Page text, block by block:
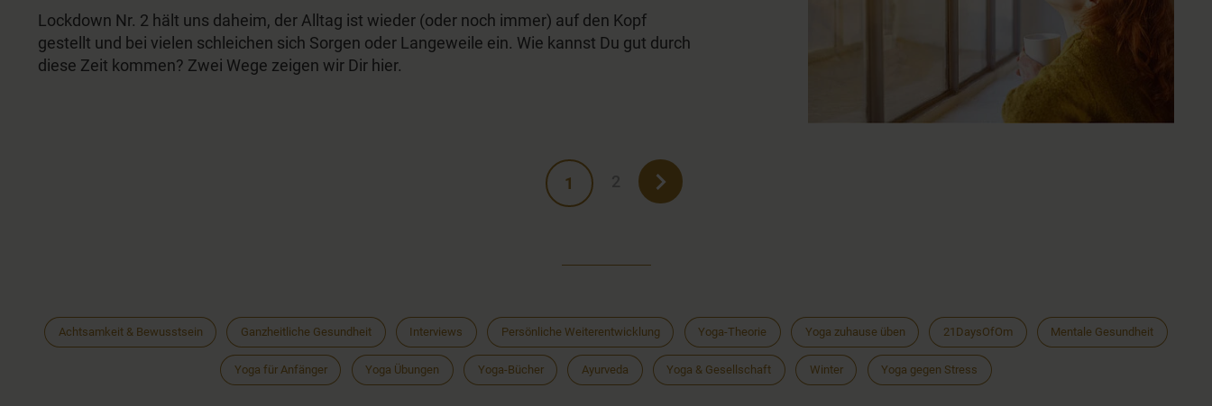
Lockdown Nr. 2 hält uns daheim, der Alltag ist wieder (oder noch immer) auf den Kopf
gestellt und bei vielen schleichen sich Sorgen oder Langeweile ein. Wie kannst Du gut durch
diese Zeit kommen? Zwei Wege zeigen wir Dir hier.
1
Achtsamkeit & Bewusstsein Ganzheitliche Gesundheit Interviews Persönliche Weiterentwicklung Yoga-Theorie Yoga zuhause üben 21DaysOfOm Mentale Gesundheit
Yoga für Anfänger Yoga Übungen Yoga-Bücher Ayurveda Yoga & Gesellschaft Winter Yoga gegen Stress